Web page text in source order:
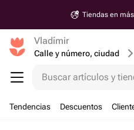
Tiendas en
Vladímir
Calle y número, ciudad
Buscar artículos y
Tendencias Descuentos